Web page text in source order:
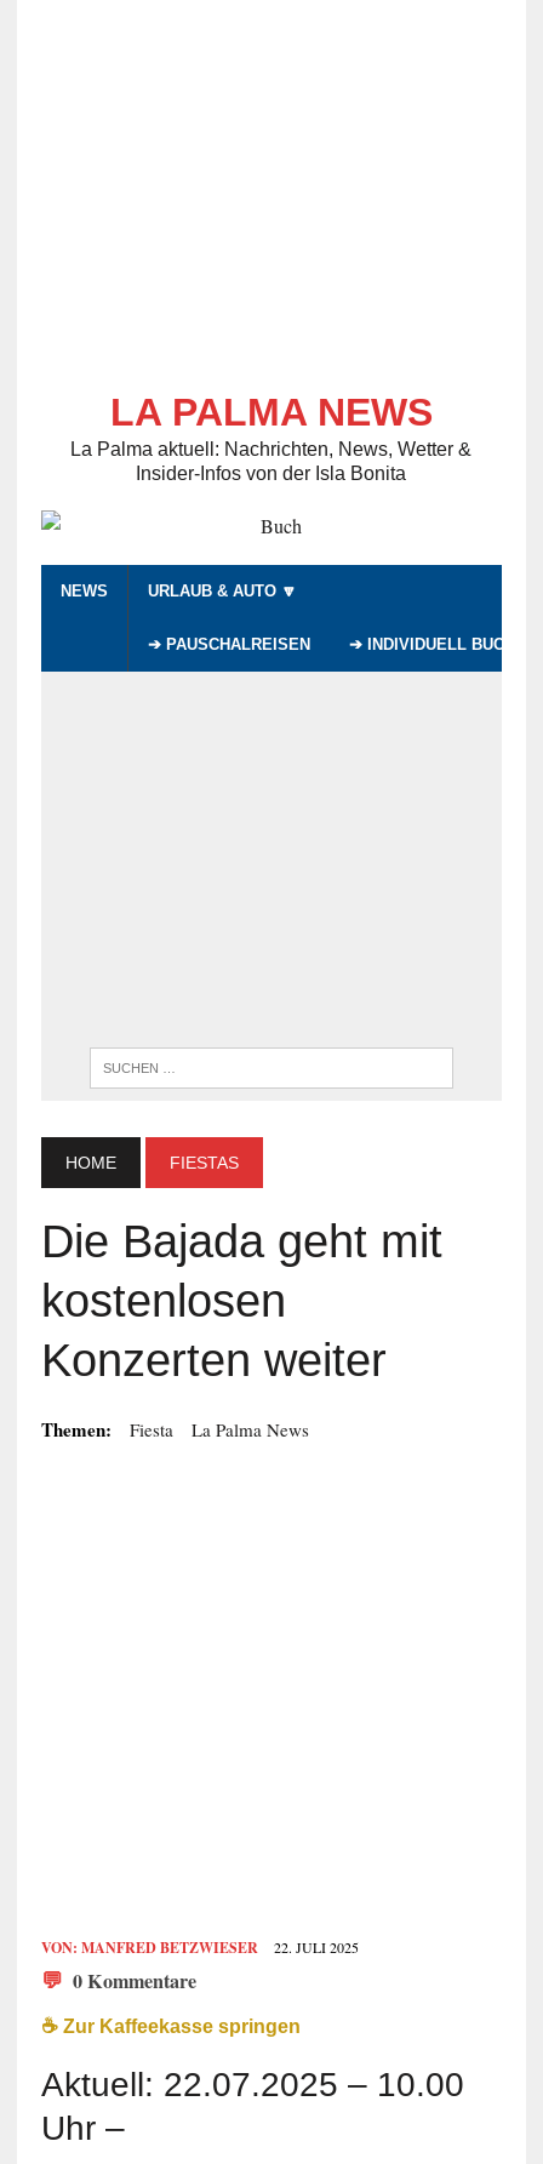
LA PALMA NEWS
La Palma aktuell: Nachrichten, News, Wetter &
Insider-Infos von der Isla Bonita
NEWS URLAUB & AUTO 🔽
➔ PAUSCHALREISEN ➔ INDIVIDUELL BUCHEN
HOME FIESTAS
Die Bajada geht mit
kostenlosen
Konzerten weiter
Themen: Fiesta La Palma News
VON: MANFRED BETZWIESER 22. JULI 2025
💬 0 Kommentare
☕️ Zur Kaffeekasse springen
Aktuell: 22.07.2025 – 10.00
Uhr –